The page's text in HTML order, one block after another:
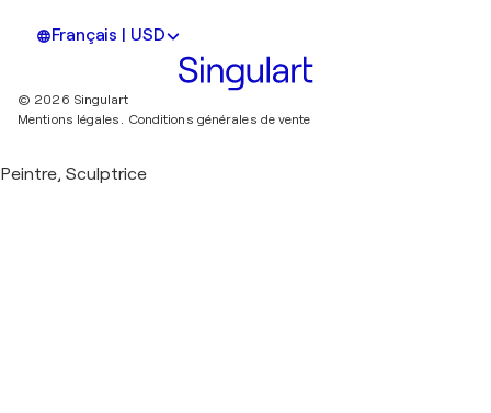
Français | USD
© 2026 Singulart
Mentions légales. Conditions générales de vente
Peintre, Sculptrice